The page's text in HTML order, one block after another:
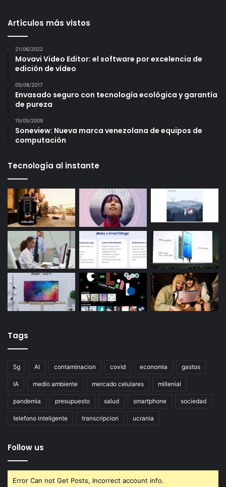
Artículos más vistos
21/06/2022
Movavi Video Editor: el software por excelencia de
edición de vídeo
05/08/2017
Envasado seguro con tecnología ecológica y garantía
de pureza
15/05/2009
Soneview: Nueva marca venezolana de equipos de
computación
Tecnología al instante
Tags
5g AI contaminacion covid economia gastos
IA medio ambiente mercado celulares millenial
pandemia presupuesto salud smartphone sociedad
telefono inteligente transcripcion ucrania
Follow us
Error Can not Get Posts, Incorrect account info.